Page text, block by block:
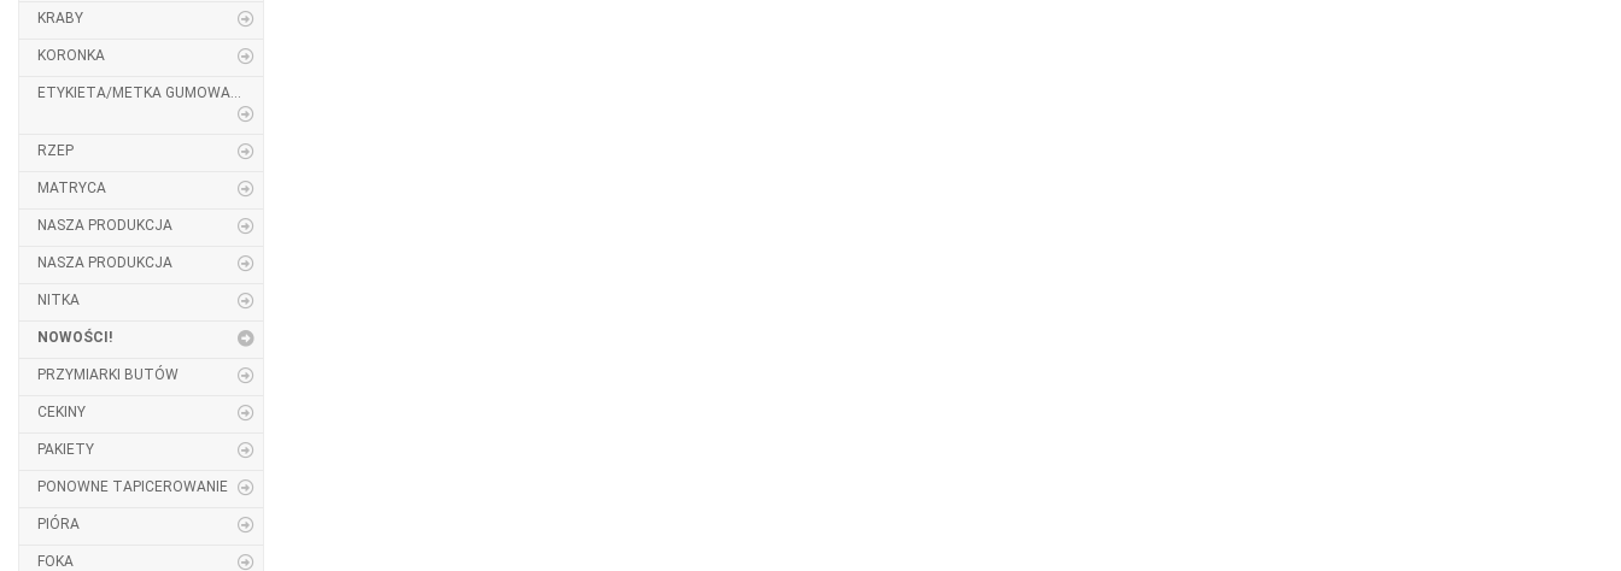
KRABY
KORONKA
ETYKIETA/METKA GUMOWA...
RZEP
MATRYCA
NASZA PRODUKCJA
NASZA PRODUKCJA
NITKA
NOWOŚCI!
PRZYMIARKI BUTÓW
CEKINY
PAKIETY
PONOWNE TAPICEROWANIE
PIÓRA
FOKA